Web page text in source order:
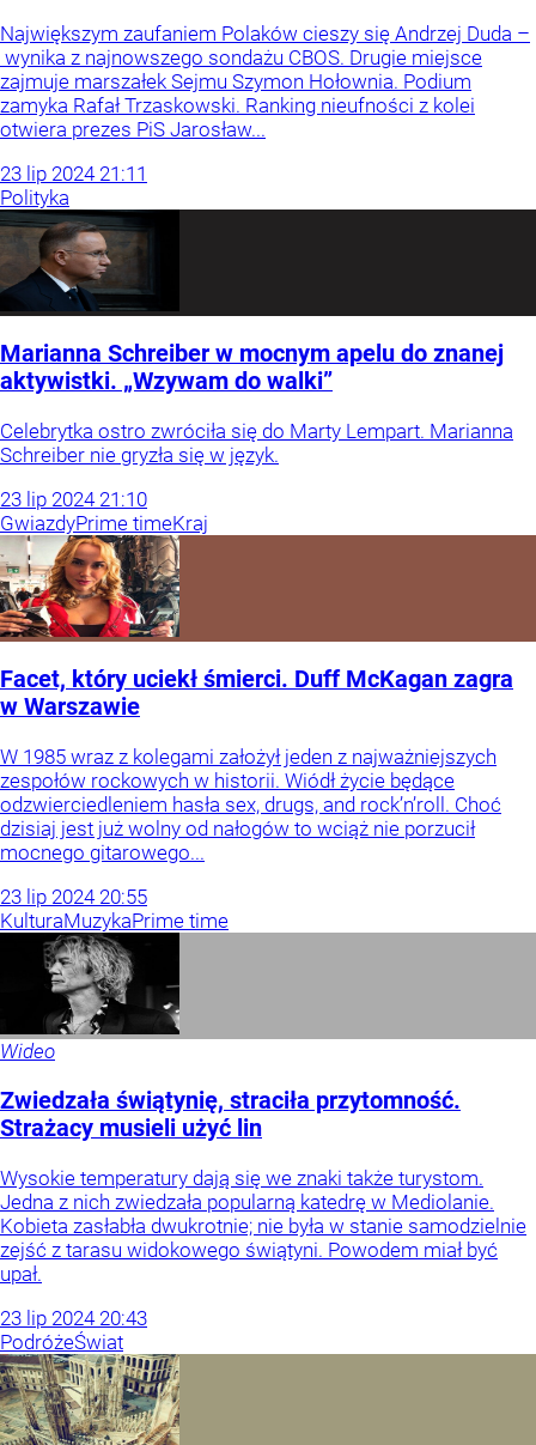
Największym zaufaniem Polaków cieszy się Andrzej Duda –
wynika z najnowszego sondażu CBOS. Drugie miejsce
zajmuje marszałek Sejmu Szymon Hołownia. Podium
zamyka Rafał Trzaskowski. Ranking nieufności z kolei
otwiera prezes PiS Jarosław...
23 lip 2024 21:11
Polityka
Marianna Schreiber w mocnym apelu do znanej
aktywistki. „Wzywam do walki”
Celebrytka ostro zwróciła się do Marty Lempart. Marianna
Schreiber nie gryzła się w język.
23 lip 2024 21:10
GwiazdyPrime timeKraj
Facet, który uciekł śmierci. Duff McKagan zagra
w Warszawie
W 1985 wraz z kolegami założył jeden z najważniejszych
zespołów rockowych w historii. Wiódł życie będące
odzwierciedleniem hasła sex, drugs, and rock’n’roll. Choć
dzisiaj jest już wolny od nałogów to wciąż nie porzucił
mocnego gitarowego...
23 lip 2024 20:55
KulturaMuzykaPrime time
Wideo
Zwiedzała świątynię, straciła przytomność.
Strażacy musieli użyć lin
Wysokie temperatury dają się we znaki także turystom.
Jedna z nich zwiedzała popularną katedrę w Mediolanie.
Kobieta zasłabła dwukrotnie; nie była w stanie samodzielnie
zejść z tarasu widokowego świątyni. Powodem miał być
upał.
23 lip 2024 20:43
PodróżeŚwiat